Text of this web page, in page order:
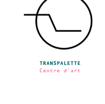
TRANSPALETTE
Centre d'art